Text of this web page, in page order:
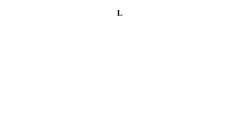
Llunes